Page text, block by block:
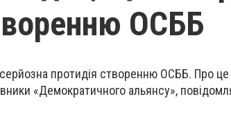
ОСББ
протидія створенню ОСББ. Про це
«Демократичного альянсу»,